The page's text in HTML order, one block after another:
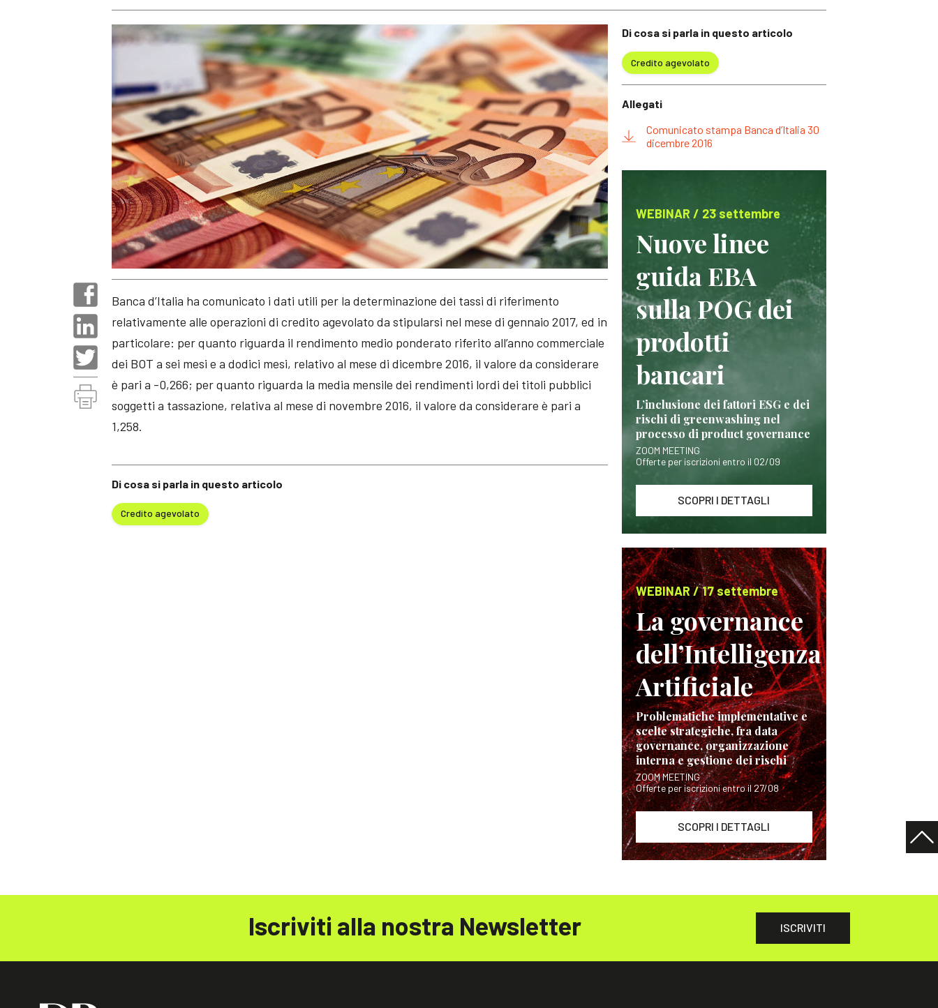
Di cosa si parla in questo articolo
Credito agevolato
Banca d’Italia ha comunicato i dati utili per la determinazione dei tassi di riferimento
relativamente alle operazioni di credito agevolato da stipularsi nel mese di gennaio 2017, ed in
particolare: per quanto riguarda il rendimento medio ponderato riferito all’anno commerciale
dei BOT a sei mesi e a dodici mesi, relativo al mese di dicembre 2016, il valore da considerare
è pari a -0,266; per quanto riguarda la media mensile dei rendimenti lordi dei titoli pubblici
soggetti a tassazione, relativa al mese di novembre 2016, il valore da considerare è pari a
1,258.
Di cosa si parla in questo articolo
Credito agevolato
Allegati
Comunicato stampa Banca d’Italia 30
dicembre 2016
WEBINAR / 23 settembre
Nuove linee
guida EBA
sulla POG dei
prodotti
bancari
L’inclusione dei fattori ESG e dei
rischi di greenwashing nel
processo di product governance
ZOOM MEETING
Offerte per iscrizioni entro il 02/09
SCOPRI I DETTAGLI
WEBINAR / 17 settembre
La governance
dell’Intelligenza
Artificiale
Problematiche implementative e
scelte strategiche, fra data
governance, organizzazione
interna e gestione dei rischi
ZOOM MEETING
Offerte per iscrizioni entro il 27/08
SCOPRI I DETTAGLI
Iscriviti alla nostra Newsletter ISCRIVITI